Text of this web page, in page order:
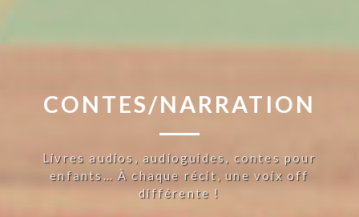
CONTES/NARRATION
Livres audios, audioguides, contes pour
enfants… À chaque récit, une voix off
différente !